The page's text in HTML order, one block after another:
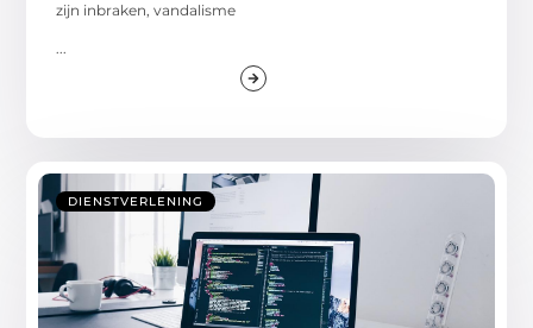
zijn inbraken, vandalisme
...
DIENSTVERLENING